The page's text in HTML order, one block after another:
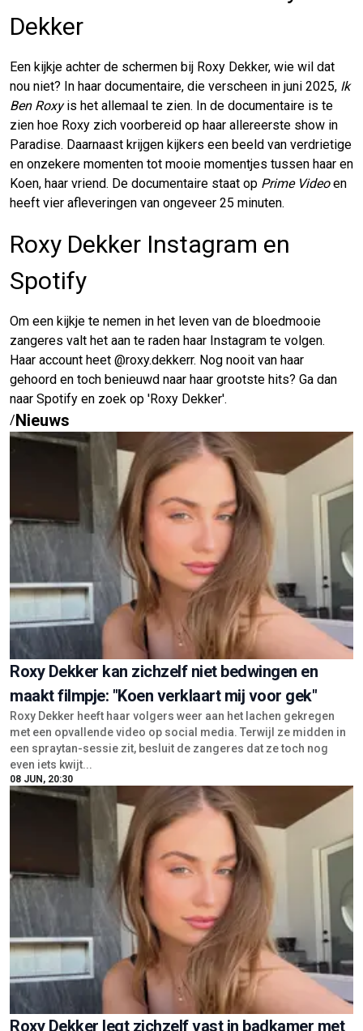
Dekker
Een kijkje achter de schermen bij Roxy Dekker, wie wil dat
nou niet? In haar documentaire, die verscheen in juni 2025, Ik
Ben Roxyis het allemaal te zien. In de documentaire is te
zien hoe Roxy zich voorbereid op haar allereerste show in
Paradise. Daarnaast krijgen kijkers een beeld van verdrietige
en onzekere momenten tot mooie momentjes tussen haar en
Koen, haar vriend. De documentaire staat op Prime Videoen
heeft vier afleveringen van ongeveer 25 minuten.
Roxy Dekker Instagram en
Spotify
Om een kijkje te nemen in het leven van de bloedmooie
zangeres valt het aan te raden haar Instagram te volgen.
Haar account heet @roxy.dekkerr. Nog nooit van haar
gehoord en toch benieuwd naar haar grootste hits? Ga dan
naar Spotify en zoek op 'Roxy Dekker'.
/Nieuws
Roxy Dekker kan zichzelf niet bedwingen en
maakt filmpje: "Koen verklaart mij voor gek"
Roxy Dekker heeft haar volgers weer aan het lachen gekregen
met een opvallende video op social media. Terwijl ze midden in
een spraytan-sessie zit, besluit de zangeres dat ze toch nog
even iets kwijt...
08 JUN, 20:30
Roxy Dekker legt zichzelf vast in badkamer met